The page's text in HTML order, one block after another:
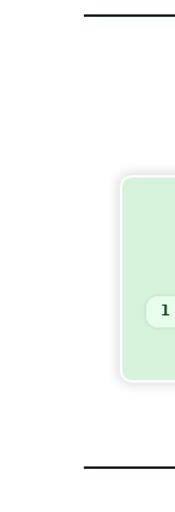
1